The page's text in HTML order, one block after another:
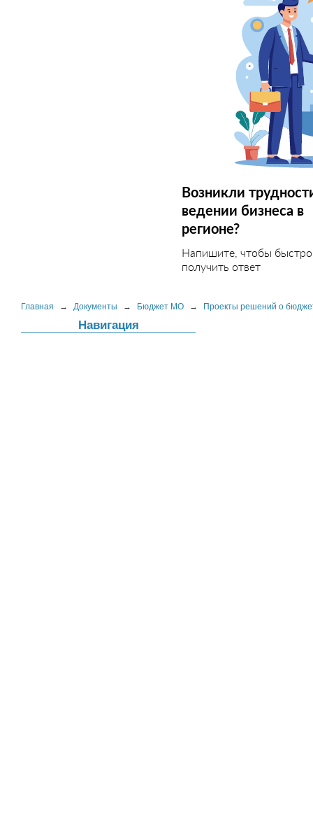
Возникли
ведении бизнеса в
регионе?
Напишите, чтобы быстро
получить ответ
Главная → Документы → Бюджет МО → Проекты решений о
Навигация